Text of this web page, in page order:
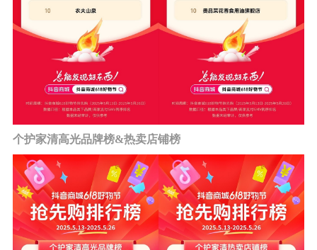
个护家清高光品牌榜&热卖店铺榜